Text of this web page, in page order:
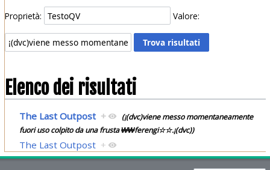
Proprietà: Valore:
Elenco dei risultati
The Last Outpost +
(¡(dvc)viene messo momentaneamente
fuori uso colpito da una frusta ₩₩ferengi☆☆.¡(dvc))
The Last Outpost +